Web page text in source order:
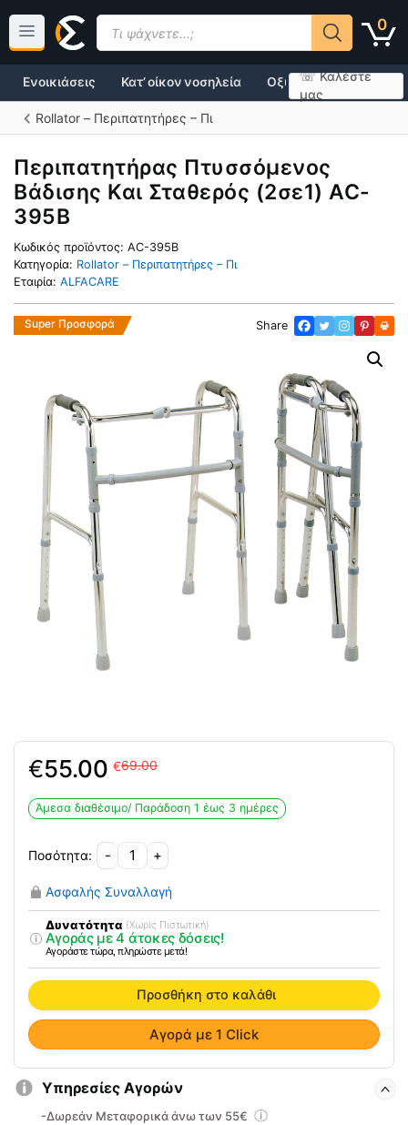
περιεχόμενο
0
Products
search
☏ Καλέστε
μας
Κατ’ οίκον νοσηλεία Οξυγονοθεραπεία
Ενοικιάσεις
Rollator – Περιπατητήρες – Πι
Περιπατητήρας Πτυσσόμενος
Βάδισης Και Σταθερός (2σε1) AC-
395B
Κωδικός προϊόντος: AC-395B
Κατηγορία: Rollator – Περιπατητήρες – Πι
Εταιρία: ALFACARE
Share
Super Προσφορά
69.00
€
was:
69.00€.
55.00
€
τιμή
είναι:
55.00€.
Άμεσα διαθέσιμο/ Παράδoση 1 έως 3 ημέρες
-
Περιπατητήρας
Πτυσσόμενος
Βάδισης
Και
Σταθερός
(2σε1)
AC-
395B
ποσότητα
+
Ασφαλής Συναλλαγή
Δυνατότητα (Χωρίς Πιστωτική)
Αγοράς με 4 άτοκες δόσεις!
Αγοράστε τώρα, πληρώστε μετά!
Προσθήκη στο καλάθι
Αγορά με 1 Click
Υπηρεσίες Αγορών
-Δωρεάν Μεταφορικά άνω των 55€